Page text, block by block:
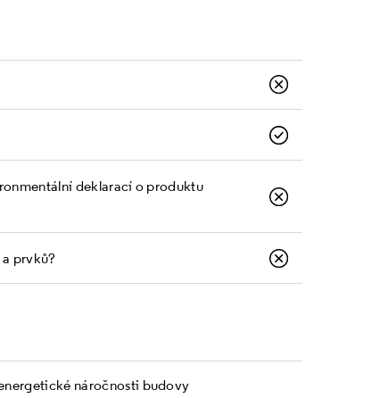
deklarací o produktu
prvků?
náročnosti budovy